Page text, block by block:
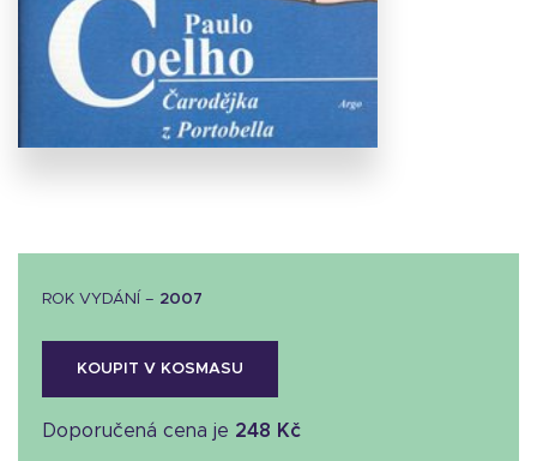
ROK VYDÁNÍ – 2007
KOUPIT V KOSMASU
Doporučená cena je 248 Kč